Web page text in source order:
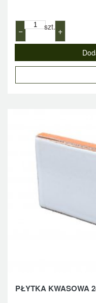
− szt. +
PŁYTKA KWASOWA